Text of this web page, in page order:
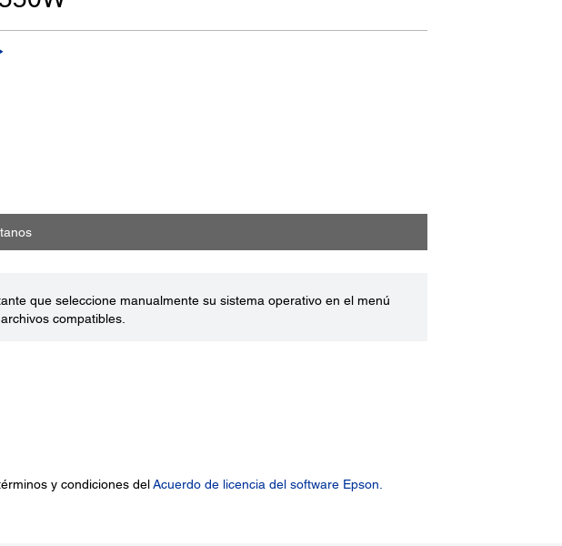
que seleccione manualmente su sistema operativo en el menú
compatibles.
y condiciones delAcuerdo de licencia del software Epson.